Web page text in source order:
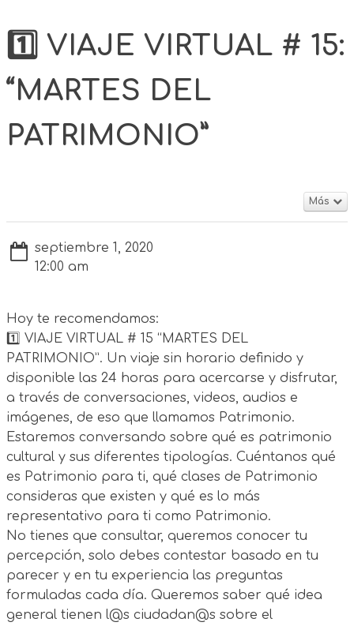
1️⃣ VIAJE VIRTUAL # 15:
“MARTES DEL
PATRIMONIO”
Más
septiembre 1, 2020
12:00 am
Hoy te recomendamos:
1️⃣ VIAJE VIRTUAL # 15 “MARTES DEL
PATRIMONIO”. Un viaje sin horario definido y
disponible las 24 horas para acercarse y disfrutar,
a través de conversaciones, videos, audios e
imágenes, de eso que llamamos Patrimonio.
Estaremos conversando sobre qué es patrimonio
cultural y sus diferentes tipologías. Cuéntanos qué
es Patrimonio para ti, qué clases de Patrimonio
consideras que existen y qué es lo más
representativo para ti como Patrimonio.
No tienes que consultar, queremos conocer tu
percepción, solo debes contestar basado en tu
parecer y en tu experiencia las preguntas
formuladas cada día. Queremos saber qué idea
general tienen l@s ciudadan@s sobre el